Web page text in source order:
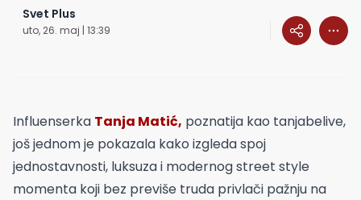
Svet Plus
uto, 26. maj | 13:39
Influenserka Tanja Matić, poznatija kao tanjabelive,
još jednom je pokazala kako izgleda spoj
jednostavnosti, luksuza i modernog street style
momenta koji bez previše truda privlači pažnju na